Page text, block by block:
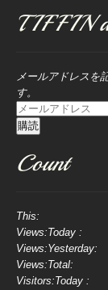
TIFFIN
メールアドレスを
す。
メ
ー
ア
ド
購読
Count
This:
Views:Today :
Views:Yesterday:
Views:Total:
Visitors:Today :